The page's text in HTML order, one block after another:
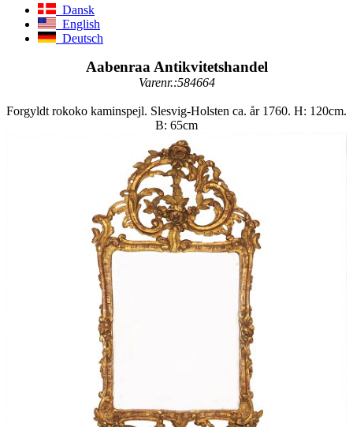
Dansk
English
Deutsch
Aabenraa Antikvitetshandel
Varenr.:584664
Forgyldt rokoko kaminspejl. Slesvig-Holsten ca. år 1760. H: 120cm.
B: 65cm